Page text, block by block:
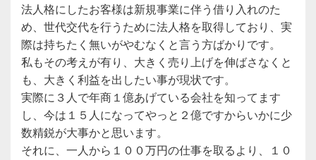
法人格にしたお客様は新規事業に伴う借り入れのた
め、世代交代を行うために法人格を取得しており、実
際は持ちたく無いがやむなくと言う方ばかりです。
私もその考えが有り、大きく売り上げを伸ばさなくと
も、大きく利益を出したい事が現状です。
実際に３人で年商１億あげている会社を知ってます
し、今は１５人になってやっと２億ですからいかに少
数精鋭が大事かと思います。
それに、一人から１００万円の仕事を取るより、１０